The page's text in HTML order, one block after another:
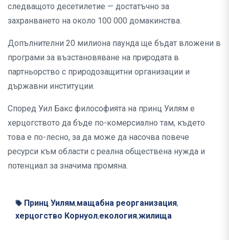
следващото десетилетие — достатъчно за
захранването на около 100 000 домакинства.
Допълнителни 20 милиона паунда ще бъдат вложени в
програми за възстановяване на природата в
партньорство с природозащитни организации и
държавни институции.
Според Уил Бакс философията на принц Уилям е
херцогството да бъде по-комерсиално там, където
това е по-лесно, за да може да насочва повече
ресурси към области с реална обществена нужда и
потенциал за значима промяна.
Принц Уилям,мащабна реорганизация,
херцогство Корнуол,екология,жилища